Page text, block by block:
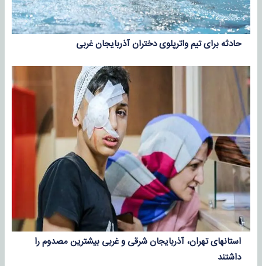
حادثه برای تیم واترپلوی دختران آذربایجان غربی
استانهای تهران، آذربایجان شرقی و غربی بیشترین مصدوم را
داشتند